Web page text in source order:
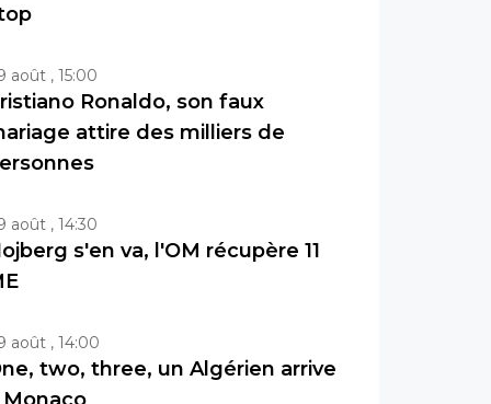
août , 15:00
Ronaldo, son faux
attire des milliers de
août , 14:30
s'en va, l'OM récupère 11
août , 14:00
two, three, un Algérien arrive